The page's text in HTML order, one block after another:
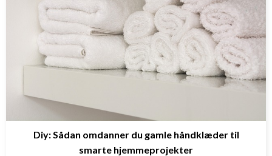
Diy: Sådan omdanner du gamle håndklæder til
smarte hjemmeprojekter